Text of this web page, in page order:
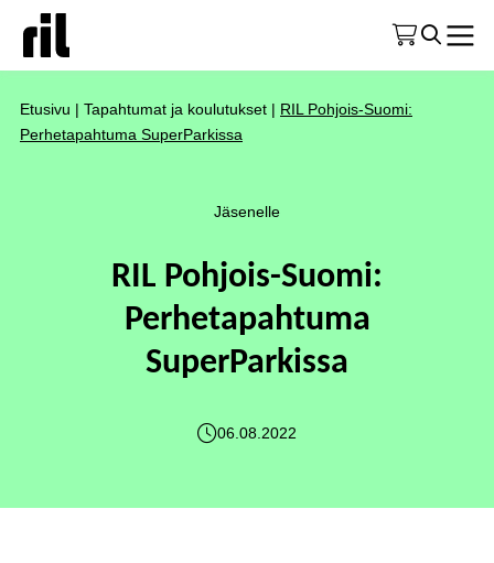
Etusivu | Tapahtumat ja koulutukset | RIL Pohjois-Suomi:
Perhetapahtuma SuperParkissa
Jäsenelle
RIL Pohjois-Suomi:
Perhetapahtuma
SuperParkissa
06.08.2022